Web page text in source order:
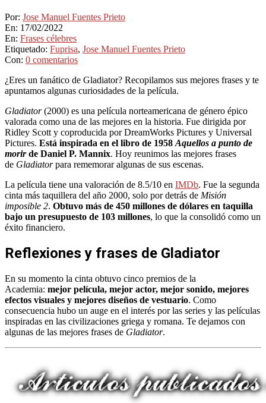
Por: Jose Manuel Fuentes Prieto
En: 17/02/2022
En: Frases célebres
Etiquetado: Fuprisa, Jose Manuel Fuentes Prieto
Con: 0 comentarios
¿Eres un fanático de Gladiator? Recopilamos sus mejores frases y te
apuntamos algunas curiosidades de la película.
Gladiator(2000) es una película norteamericana de género épico
valorada como una de las mejores en la historia. Fue dirigida por
Ridley Scott y coproducida por DreamWorks Pictures y Universal
Pictures. Está inspirada en el libro de 1958 Aquellos a punto de
morirde Daniel P. Mannix. Hoy reunimos las mejores frases
de Gladiatorpara rememorar algunas de sus escenas.
La película tiene una valoración de 8.5/10 en IMDb. Fue la segunda
cinta más taquillera del año 2000, solo por detrás de Misión
imposible 2. Obtuvo más de 450 millones de dólares en taquilla
bajo un presupuesto de 103 millones, lo que la consolidó como un
éxito financiero.
Reflexiones y frases de Gladiator
En su momento la cinta obtuvo cinco premios de la
Academia: mejor película, mejor actor, mejor sonido, mejores
efectos visuales y mejores diseños de vestuario. Como
consecuencia hubo un auge en el interés por las series y las películas
inspiradas en las civilizaciones griega y romana. Te dejamos con
algunas de las mejores frases de Gladiator.